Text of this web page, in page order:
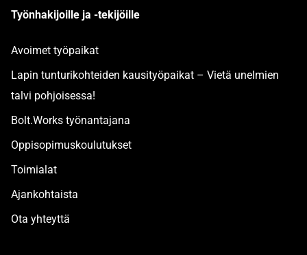
Työnhakijoille ja -tekijöille
Avoimet työpaikat
Lapin tunturikohteiden kausityöpaikat – Vietä unelmien
talvi pohjoisessa!
Bolt.Works työnantajana
Oppisopimuskoulutukset
Toimialat
Ajankohtaista
Ota yhteyttä